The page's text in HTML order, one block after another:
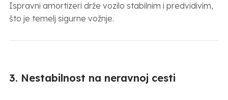
Ispravni amortizeri drže vozilo stabilnim i predvidivim,
što je temelj sigurne vožnje.
3. Nestabilnost na neravnoj cesti